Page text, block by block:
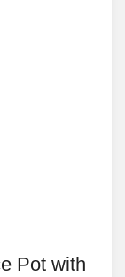
Pot with